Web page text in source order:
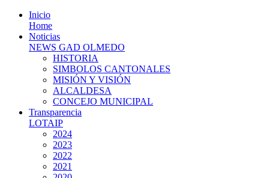
Inicio
Home
Noticias
NEWS GAD OLMEDO
HISTORIA
SIMBOLOS CANTONALES
MISIÓN Y VISIÓN
ALCALDESA
CONCEJO MUNICIPAL
Transparencia
LOTAIP
2024
2023
2022
2021